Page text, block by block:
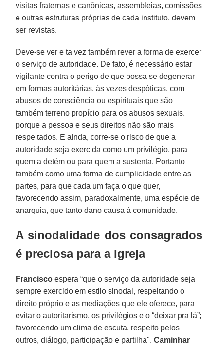
visitas fraternas e canônicas, assembleias, comissões
e outras estruturas próprias de cada instituto, devem
ser revistas.
Deve-se ver e talvez também rever a forma de exercer
o serviço de autoridade. De fato, é necessário estar
vigilante contra o perigo de que possa se degenerar
em formas autoritárias, às vezes despóticas, com
abusos de consciência ou espirituais que são
também terreno propício para os abusos sexuais,
porque a pessoa e seus direitos não são mais
respeitados. E ainda, corre-se o risco de que a
autoridade seja exercida como um privilégio, para
quem a detém ou para quem a sustenta. Portanto
também como uma forma de cumplicidade entre as
partes, para que cada um faça o que quer,
favorecendo assim, paradoxalmente, uma espécie de
anarquia, que tanto dano causa à comunidade.
A sinodalidade dos consagrados
é preciosa para a Igreja
Francisco espera “que o serviço da autoridade seja
sempre exercido em estilo sinodal, respeitando o
direito próprio e as mediações que ele oferece, para
evitar o autoritarismo, os privilégios e o “deixar pra lá”;
favorecendo um clima de escuta, respeito pelos
outros, diálogo, participação e partilha".Caminhar